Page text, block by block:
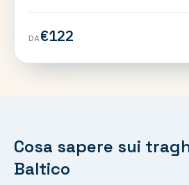
DA€122
Cosa sapere sui
Baltico